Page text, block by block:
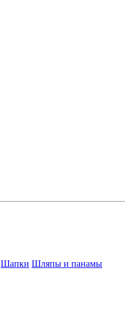
Шапки Шляпы и панамы